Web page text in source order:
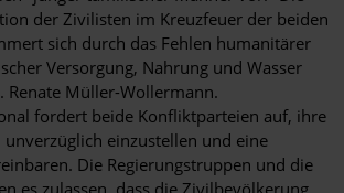
der Zivilisten im Kreuzfeuer der beiden
sich durch das Fehlen humanitärer
Versorgung, Nahrung und Wasser
Renate Müller-Wollermann.
fordert beide Konfliktparteien auf, ihre
einzustellen und eine
Die Regierungstruppen und die
es zulassen, dass die Zivilbevölkerung